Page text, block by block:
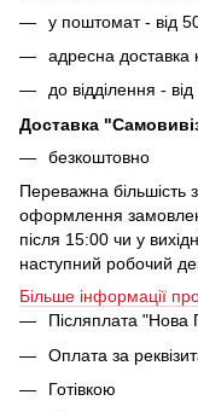
у поштомат - від
адресна
до відділення -
Доставка
безкоштовно
Переважна більшість
оформлення
після 15:00 чи у
наступний робочий
Більше інформації
Післяплата "Нова
Оплата за
Готівкою